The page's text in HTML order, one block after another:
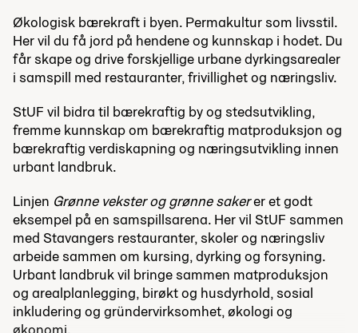
Økologisk bærekraft i byen. Permakultur som livsstil.
Her vil du få jord på hendene og kunnskap i hodet. Du
får skape og drive forskjellige urbane dyrkingsarealer
i samspill med restauranter, frivillighet og næringsliv.
StUF vil bidra til bærekraftig by og stedsutvikling,
fremme kunnskap om bærekraftig matproduksjon og
bærekraftig verdiskapning og næringsutvikling innen
urbant landbruk.
Linjen Grønne vekster og grønne sakerer et godt
eksempel på en samspillsarena. Her vil StUF sammen
med Stavangers restauranter, skoler og næringsliv
arbeide sammen om kursing, dyrking og forsyning.
Urbant landbruk vil bringe sammen matproduksjon
og arealplanlegging, birøkt og husdyrhold, sosial
inkludering og gründervirksomhet, økologi og
økonomi.